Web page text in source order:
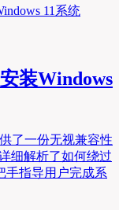
装Windows
了一份无视兼容性
细解析了如何绕过
手指导用户完成系